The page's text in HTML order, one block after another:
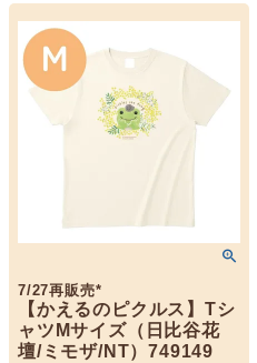
7/27再販売*
【かえるのピクルス】Tシ
ャツMサイズ（日比谷花
壇/ミモザ/NT）749149